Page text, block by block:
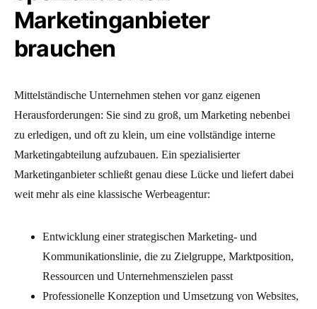
Marketinganbieter
brauchen
Mittelständische Unternehmen stehen vor ganz eigenen
Herausforderungen: Sie sind zu groß, um Marketing nebenbei
zu erledigen, und oft zu klein, um eine vollständige interne
Marketingabteilung aufzubauen. Ein spezialisierter
Marketinganbieter schließt genau diese Lücke und liefert dabei
weit mehr als eine klassische Werbeagentur:
Entwicklung einer strategischen Marketing- und
Kommunikationslinie, die zu Zielgruppe, Marktposition,
Ressourcen und Unternehmenszielen passt
Professionelle Konzeption und Umsetzung von Websites,